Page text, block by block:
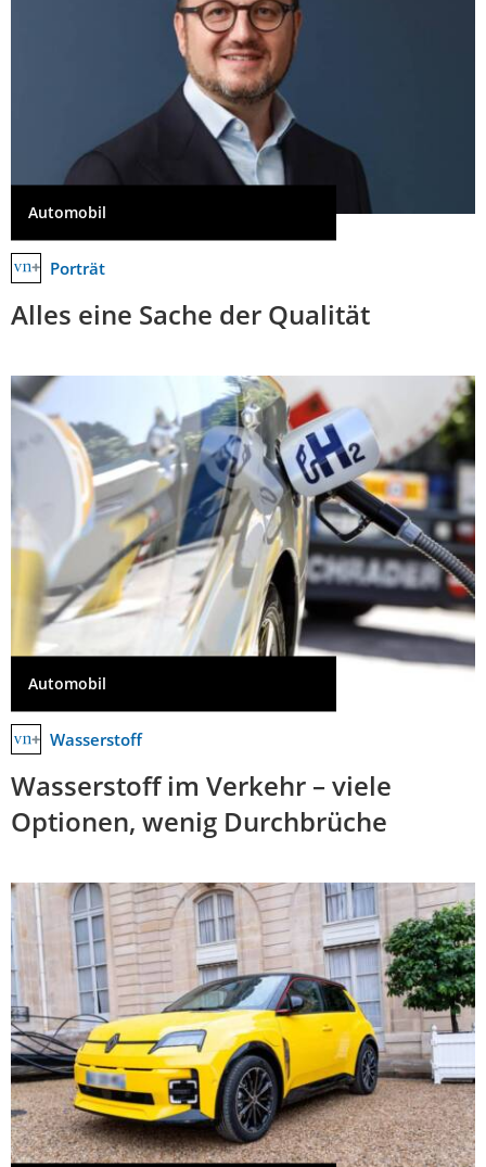
Automobil
Porträt
Alles eine Sache der Qualität
Automobil
Wasserstoff
Wasserstoff im Verkehr – viele
Optionen, wenig Durchbrüche